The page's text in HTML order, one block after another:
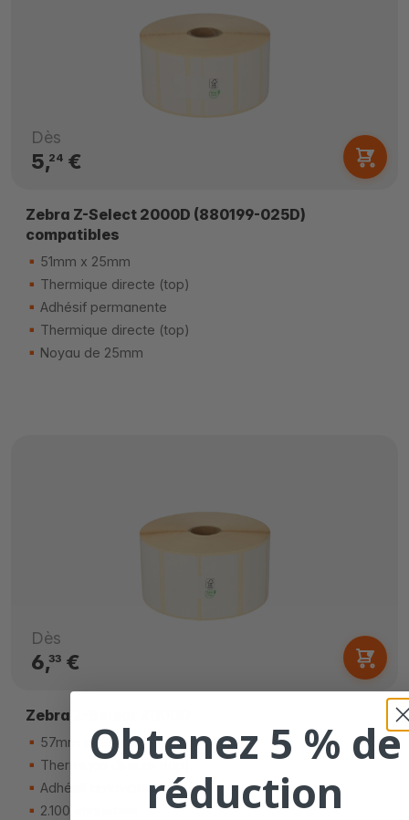
Dès
5,24€
Zebra Z-Select 2000D (880199-025D)
compatibles
51mm x 25mm
Thermique directe (top)
Adhésif permanente
Thermique directe (top)
Noyau de 25mm
Dès
6,33€
Zebra Z-Select 2000D
57mm x 32mm
Thermique directe (top)
Adhésif amovible
2.100 étiquettes
Obtenez 5 % de
réduction